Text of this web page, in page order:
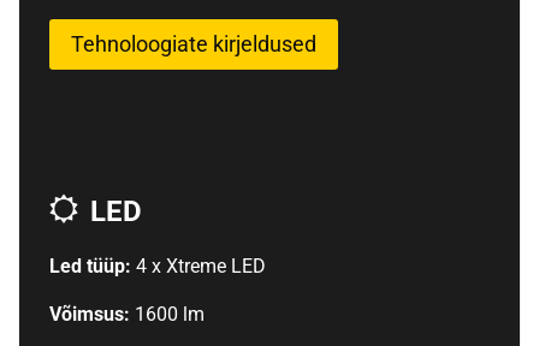
Tehnoloogiate kirjeldused
LED
Led tüüp: 4 x Xtreme LED
Võimsus: 1600 lm